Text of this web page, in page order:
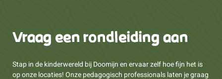
Vraag een rondleiding aan
Stap in de kinderwereld bij Doomijn en ervaar zelf hoe fijn het is
op onze locaties! Onze pedagogisch professionals laten je graag